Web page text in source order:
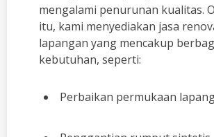
mengalami penurunan kualitas.
itu, kami menyediakan jasa
lapangan yang mencakup
kebutuhan, seperti:
Perbaikan permukaan